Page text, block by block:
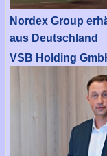
Nordex Group
aus Deutschland
VSB Holding